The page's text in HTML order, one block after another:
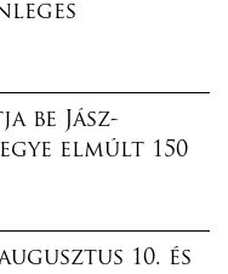
be Jász-
elmúlt 150
10. és